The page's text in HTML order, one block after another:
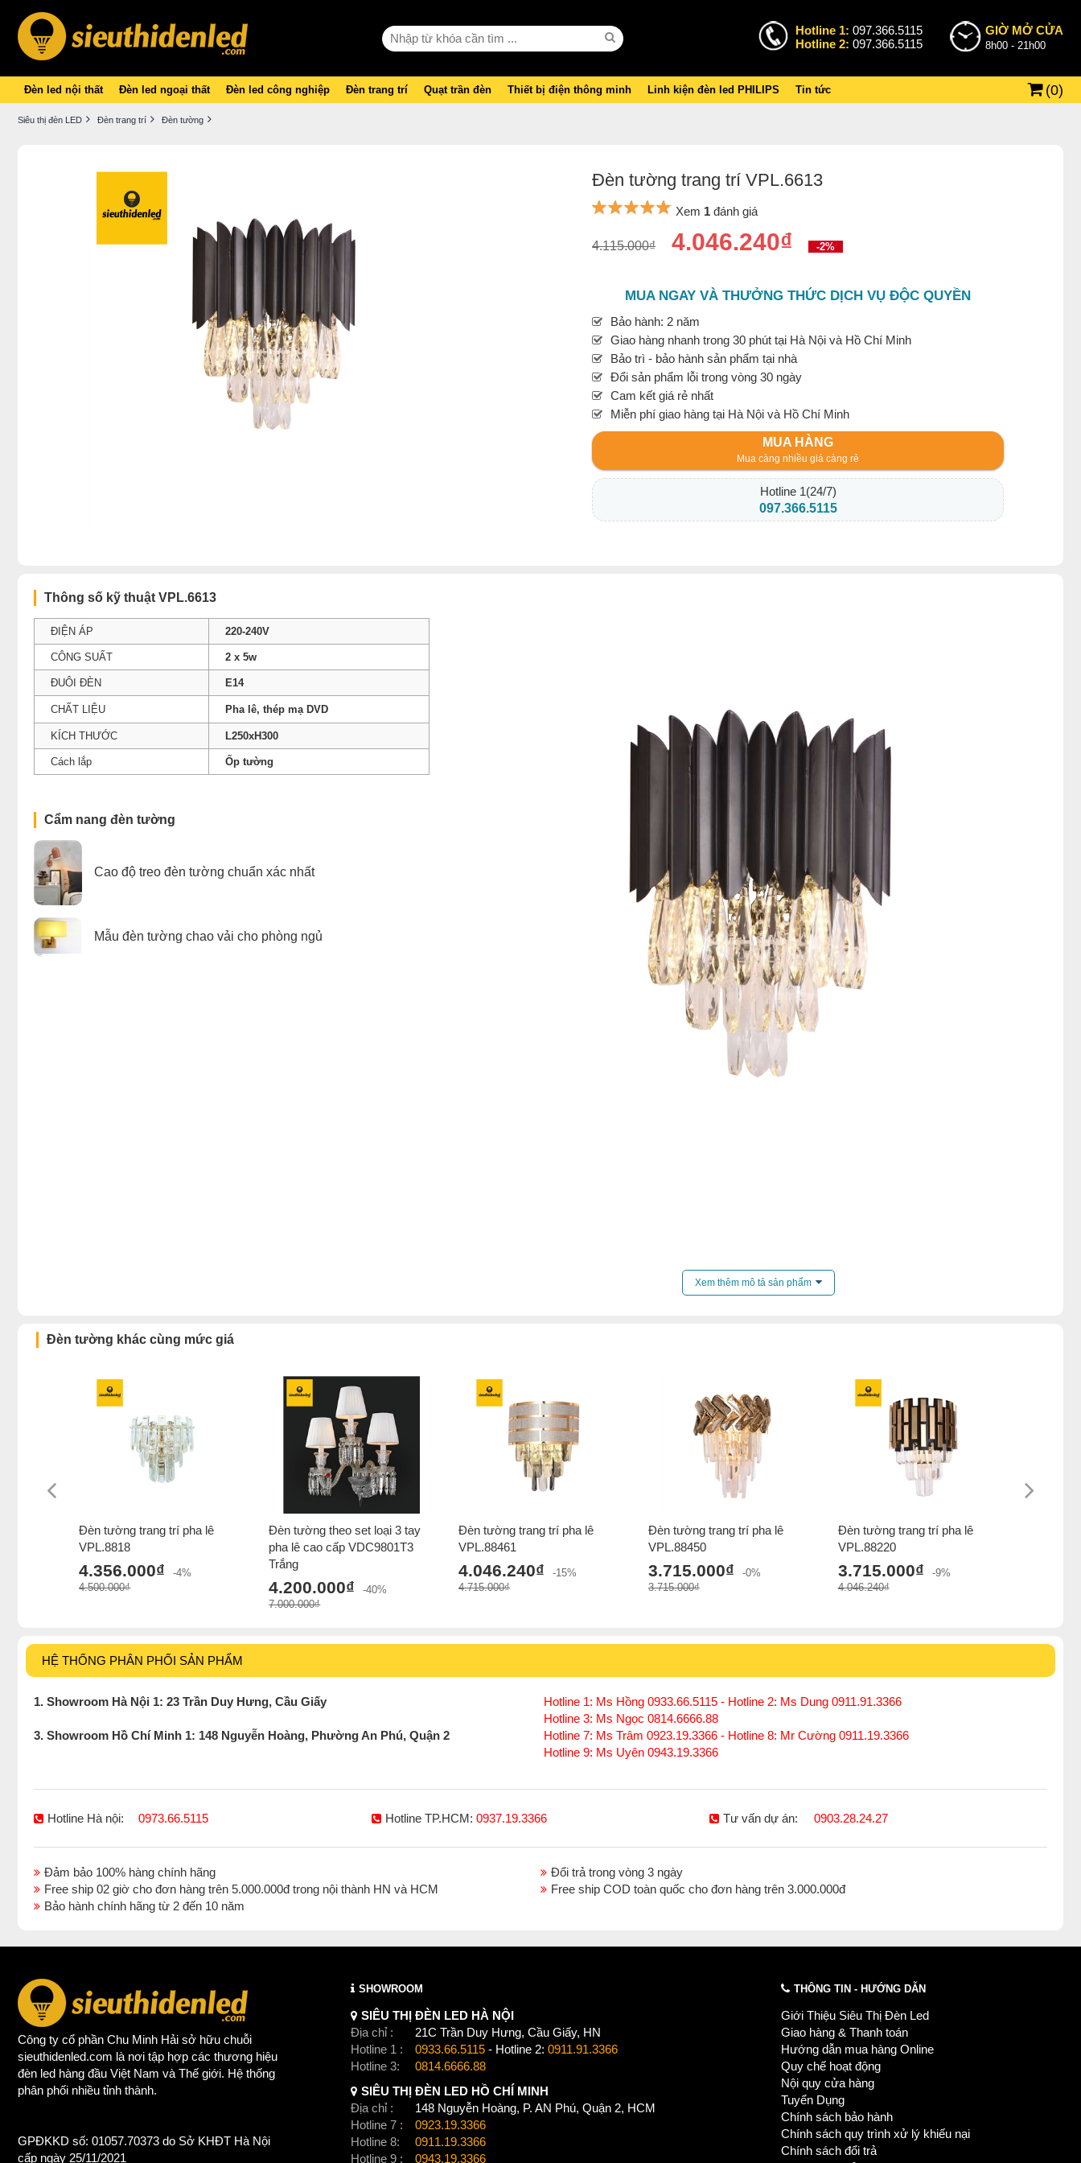
Hotline 1: 097.366.5115
Hotline 2: 097.366.5115
GIỜ MỞ CỬA
8h00 - 21h00
Đèn led nội thất Đèn led ngoại thất Đèn led công nghiệp Đèn trang trí Quạt trần đèn Thiết bị điện thông minh Linh kiện đèn led PHILIPS Tin tức (0)
Siêu thị đèn LED Đèn trang trí Đèn tường
Đèn tường trang trí VPL.6613
Xem 1 đánh giá
4.115.000₫ 4.046.240₫ -2%
MUA NGAY VÀ THƯỞNG THỨC DỊCH VỤ ĐỘC QUYỀN
Bảo hành: 2 năm
Giao hàng nhanh trong 30 phút tại Hà Nội và Hồ Chí Minh
Bảo trì - bảo hành sản phẩm tại nhà
Đổi sản phẩm lỗi trong vòng 30 ngày
Cam kết giá rẻ nhất
Miễn phí giao hàng tại Hà Nội và Hồ Chí Minh
MUA HÀNG
Mua càng nhiều giá càng rẻ
Hotline 1(24/7)
097.366.5115
Thông số kỹ thuật VPL.6613
ĐIỆN ÁP 220-240V
CÔNG SUẤT 2 x 5w
ĐUÔI ĐÈN E14
CHẤT LIỆU Pha lê, thép mạ DVD
KÍCH THƯỚC L250xH300
Cách lắp Ốp tường
Cẩm nang đèn tường
Cao độ treo đèn tường chuẩn xác nhất
Mẫu đèn tường chao vải cho phòng ngủ
Click để xem thêm chiết khấu, quà tặng và khuyến mãi củađèn tường.
Đèn tường phòng khách,Đèn tường phòng ngủ
Xem thêm mô tả sản phẩm
Đèn tường khác cùng mức giá
Đèn tường trang trí pha lê
VPL.8818
4.356.000₫
-4%
4.500.000₫
Đèn tường theo set loại 3 tay
pha lê cao cấp VDC9801T3
Trắng
4.200.000₫
-40%
7.000.000₫
Đèn tường trang trí pha lê
VPL.88461
4.046.240₫
-15%
4.715.000₫
Đèn tường trang trí pha lê
VPL.88450
3.715.000₫
-0%
3.715.000₫
Đèn tường trang trí pha lê
VPL.88220
3.715.000₫
-9%
4.046.240₫
HỆ THỐNG PHÂN PHỐI SẢN PHẨM
1. Showroom Hà Nội 1: 23 Trần Duy Hưng, Cầu Giấy
Hotline 1: Ms Hồng 0933.66.5115 - Hotline 2: Ms Dung 0911.91.3366
Hotline 3: Ms Ngọc 0814.6666.88
3. Showroom Hồ Chí Minh 1: 148 Nguyễn Hoàng, Phường An Phú, Quận 2
Hotline 7: Ms Trâm 0923.19.3366 - Hotline 8: Mr Cường 0911.19.3366
Hotline 9: Ms Uyên 0943.19.3366
Hotline Hà nội: 0973.66.5115 Hotline TP.HCM: 0937.19.3366 Tư vấn dự án: 0903.28.24.27
Đảm bảo 100% hàng chính hãng
Đổi trả trong vòng 3 ngày
Free ship 02 giờ cho đơn hàng trên 5.000.000đ trong nội thành HN và HCM
Free ship COD toàn quốc cho đơn hàng trên 3.000.000đ
Bảo hành chính hãng từ 2 đến 10 năm
Công ty cổ phần Chu Minh Hải sở hữu chuỗi
sieuthidenled.com là nơi tập hợp các thương hiệu
đèn led hàng đầu Việt Nam và Thế giới. Hệ thống
phân phối nhiều tỉnh thành.
GPĐKKD số: 01057.70373 do Sở KHĐT Hà Nội
cấp ngày 25/11/2021
SHOWROOM
SIÊU THỊ ĐÈN LED HÀ NỘI
Địa chỉ :
21C Trần Duy Hưng, Cầu Giấy, HN
Hotline 1 :
0933.66.5115 - Hotline 2: 0911.91.3366
Hotline 3:
0814.6666.88
SIÊU THỊ ĐÈN LED HỒ CHÍ MINH
Địa chỉ :
148 Nguyễn Hoàng, P. AN Phú, Quận 2, HCM
Hotline 7 :
0923.19.3366
Hotline 8:
0911.19.3366
Hotline 9 :
0943.19.3366
THÔNG TIN - HƯỚNG DẪN
Giới Thiệu Siêu Thị Đèn Led
Giao hàng & Thanh toán
Hướng dẫn mua hàng Online
Quy chế hoạt động
Nội quy cửa hàng
Tuyển Dụng
Chính sách bảo hành
Chính sách quy trình xử lý khiếu nại
Chính sách đổi trả